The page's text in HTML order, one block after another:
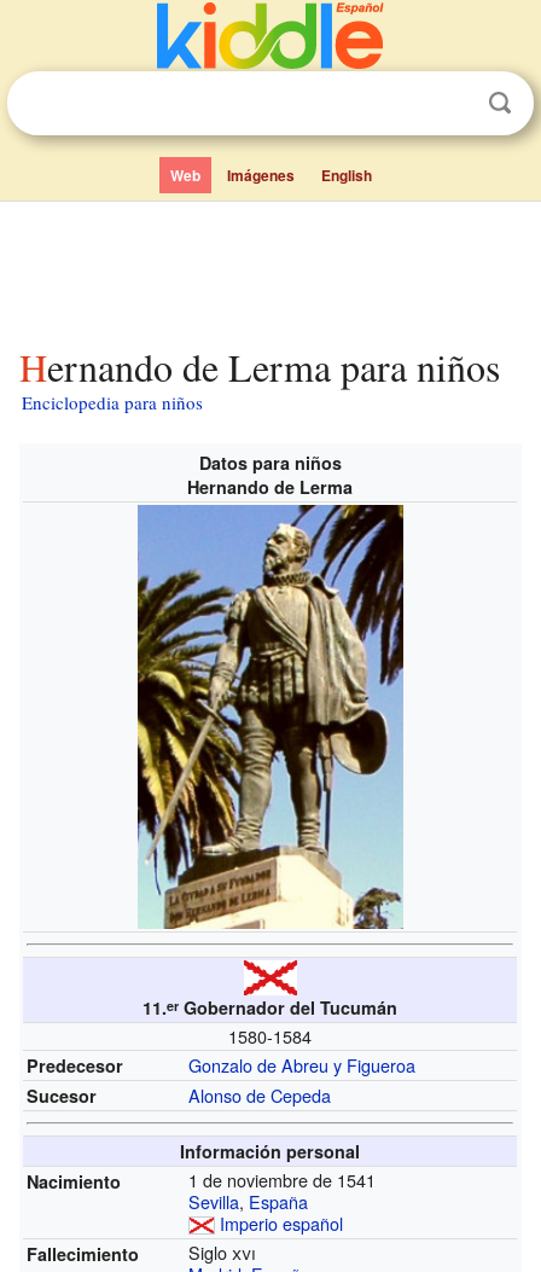
Web Imágenes English
Hernando de Lerma para niños
Enciclopedia para niños
Datos para niños
Hernando de Lerma
11.er Gobernador del Tucumán
1580-1584
Predecesor Gonzalo de Abreu y Figueroa
Sucesor Alonso de Cepeda
Información personal
Nacimiento
1 de noviembre de 1541
Sevilla, España
Imperio español
Fallecimiento Sigloxvi